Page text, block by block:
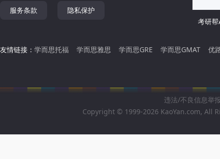
服务条款
隐私保护
考研帮
友情链接： 学而思托福 学而思雅思 学而思GRE 学而思GMAT 优
违法/不良信息举
Copyright © 1999-2026 KaoYan.com, All